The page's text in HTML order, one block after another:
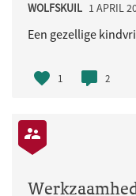
WOLFSKUIL 1 APRIL
1 2